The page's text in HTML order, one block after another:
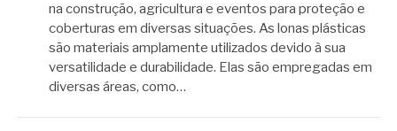
na construção, agricultura e eventos para proteção e
coberturas em diversas situações. As lonas plásticas
são materiais amplamente utilizados devido à sua
versatilidade e durabilidade. Elas são empregadas em
diversas áreas, como…